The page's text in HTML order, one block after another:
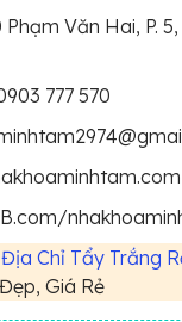
Văn Hai, P. 5,
777 570
Địa Chỉ Tẩy Trắng
Giá Rẻ